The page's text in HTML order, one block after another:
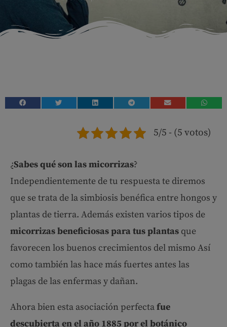
5/5 - (5 votos)
¿Sabes qué son las micorrizas?
Independientemente de tu respuesta te diremos
que se trata de la simbiosis benéfica entre hongos y
plantas de tierra. Además existen varios tipos de
micorrizas beneficiosas para tus plantas que
favorecen los buenos crecimientos del mismo Así
como también las hace más fuertes antes las
plagas de las enfermas y dañan.
Ahora bien esta asociación perfectafue
descubierta en el año 1885 por el botánico